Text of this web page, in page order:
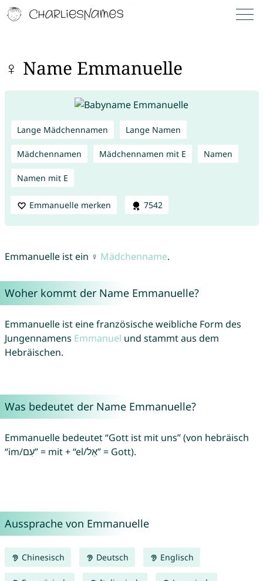
♀ Name Emmanuelle
Lange Mädchennamen Lange Namen
Mädchennamen Mädchennamen mit E Namen
Namen mit E
Emmanuelle merken 7542
Emmanuelle ist ein ♀ Mädchenname.
Woher kommt der Name Emmanuelle?
Emmanuelle ist eine französische weibliche Form des
Jungennamens Emmanuel und stammt aus dem
Hebräischen.
Was bedeutet der Name Emmanuelle?
Emmanuelle bedeutet “Gott ist mit uns” (von hebräisch
“im/עִם” = mit + “el/אֵל” = Gott).
Aussprache von Emmanuelle
Chinesisch Deutsch Englisch